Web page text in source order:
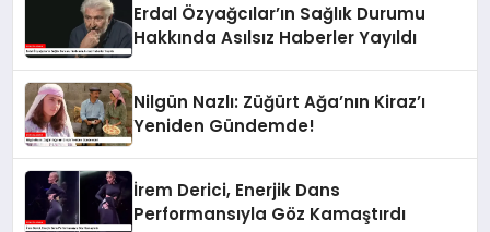
Erdal Özyağcılar’ın Sağlık Durumu
Hakkında Asılsız Haberler Yayıldı
Nilgün Nazlı: Züğürt Ağa’nın Kiraz’ı
Yeniden Gündemde!
İrem Derici, Enerjik Dans
Performansıyla Göz Kamaştırdı